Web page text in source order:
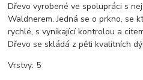
Dřevo vyrobené ve spolupráci s
Waldnerem. Jedná se o prkno, se
rychlé, s vynikající kontrolou a
Dřevo se skládá z pěti kvalitních
Vrstvy: 5